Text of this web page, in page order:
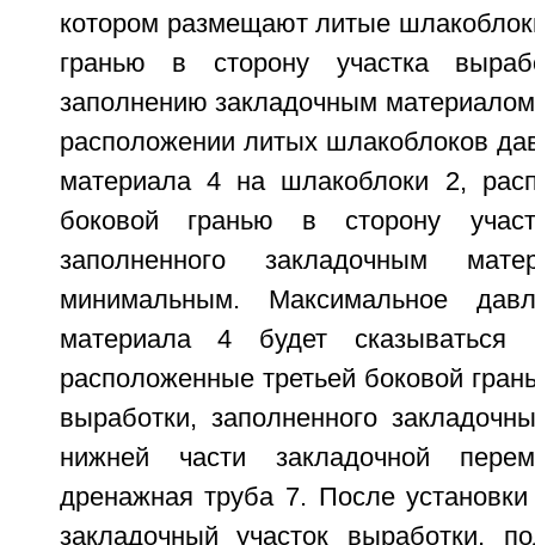
котором размещают литые
гранью в сторону участка
заполнению закладочным
расположении литых шлакоблоков
материала 4 на шлакоблоки 2,
боковой гранью в сторону
заполненного закладочным
минимальным. Максимальное
материала 4 будет
расположенные третьей боковой
выработки, заполненного
нижней части закладочной
дренажная труба 7. После
закладочный участок выработки,